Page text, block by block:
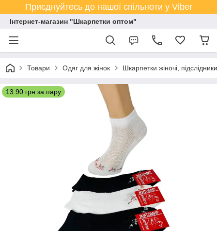
Приєднуйтесь до нашої спільноти у Viber
Інтернет-магазин "Шкарпетки оптом"
Товари Одяг для жінок Шкарпетки жіночі, підслідники
13.90 грн за пару